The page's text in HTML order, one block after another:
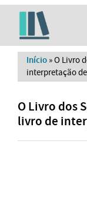
Início »O Livro
interpretação
O Livro dos
livro de